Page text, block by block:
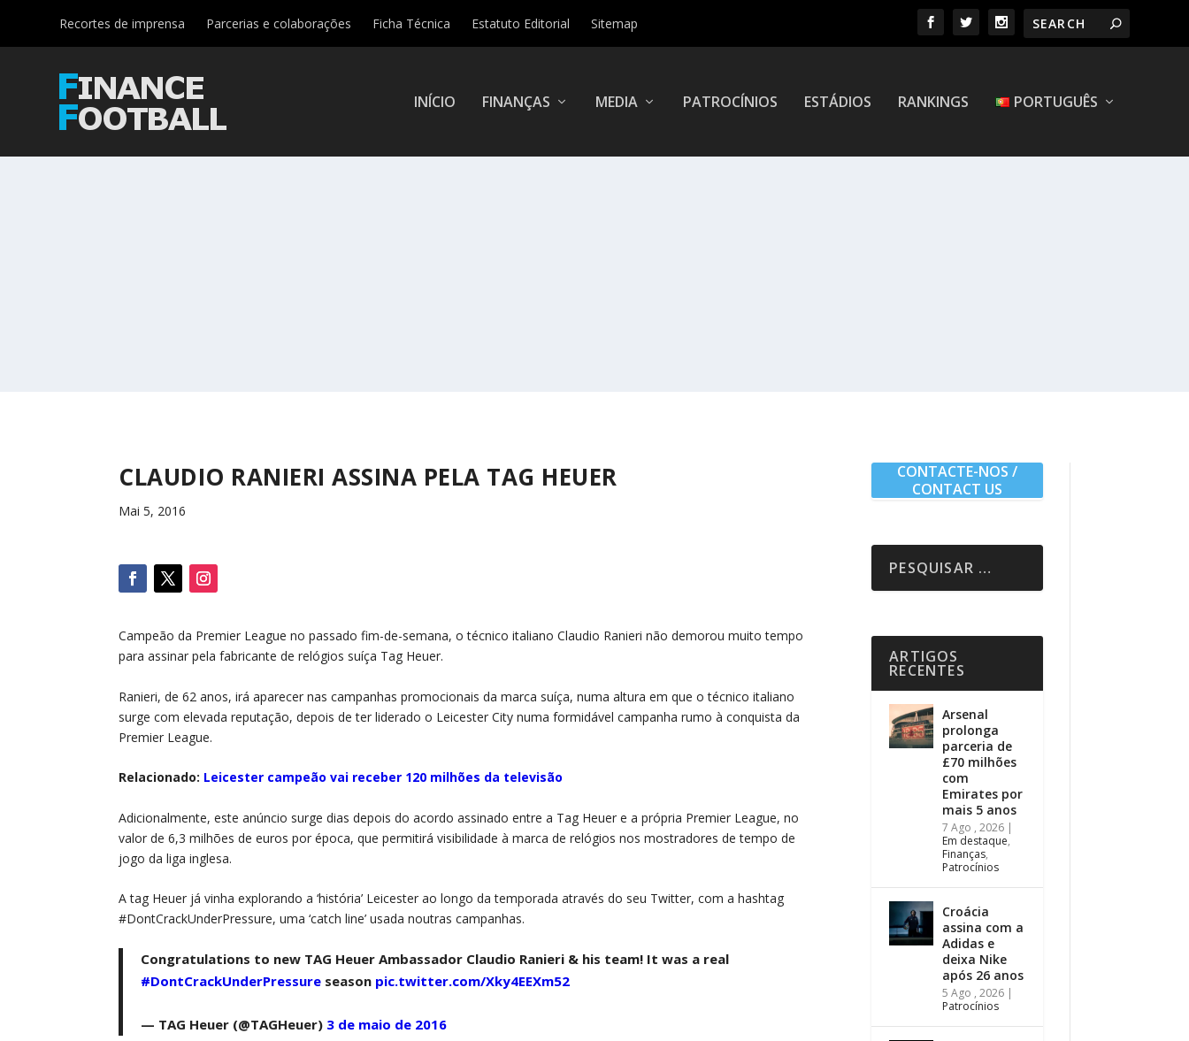
Recortes de imprensa Parcerias e colaborações Ficha Técnica Estatuto Editorial Sitemap
INÍCIO FINANÇAS MEDIA PATROCÍNIOS ESTÁDIOS RANKINGS PORTUGUÊS
CLAUDIO RANIERI ASSINA PELA TAG HEUER
Mai 5, 2016
Campeão da Premier League no passado fim-de-semana, o técnico italiano Claudio Ranieri não demorou muito tempo
para assinar pela fabricante de relógios suíça Tag Heuer.
Ranieri, de 62 anos, irá aparecer nas campanhas promocionais da marca suíça, numa altura em que o técnico italiano
surge com elevada reputação, depois de ter liderado o Leicester City numa formidável campanha rumo à conquista da
Premier League.
Relacionado: Leicester campeão vai receber 120 milhões da televisão
Adicionalmente, este anúncio surge dias depois do acordo assinado entre a Tag Heuer e a própria Premier League, no
valor de 6,3 milhões de euros por época, que permitirá visibilidade à marca de relógios nos mostradores de tempo de
jogo da liga inglesa.
A tag Heuer já vinha explorando a ‘história’ Leicester ao longo da temporada através do seu Twitter, com a hashtag
#DontCrackUnderPressure, uma ‘catch line’ usada noutras campanhas.
Congratulations to new TAG Heuer Ambassador Claudio Ranieri & his team! It was a real
#DontCrackUnderPressure season pic.twitter.com/Xky4EEXm52
— TAG Heuer (@TAGHeuer) 3 de maio de 2016
CONTACTE-NOS /
CONTACT US
ARTIGOS
RECENTES
Arsenal
prolonga
parceria de
£70 milhões
com
Emirates por
mais 5 anos
7 Ago , 2026 |
Em destaque,
Finanças,
Patrocínios
Croácia
assina com a
Adidas e
deixa Nike
após 26 anos
5 Ago , 2026 |
Patrocínios